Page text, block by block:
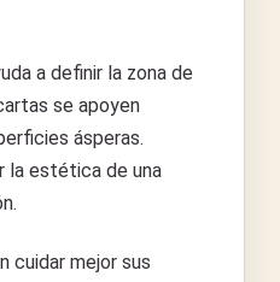
a definir la zona de
se apoyen
ásperas.
la estética de una
cuidar mejor sus